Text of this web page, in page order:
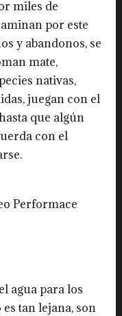
miles de
por este
y abandonos, se
mate,
nativas,
juegan con el
que algún
con el
Performace
agua para los
tan lejana, son